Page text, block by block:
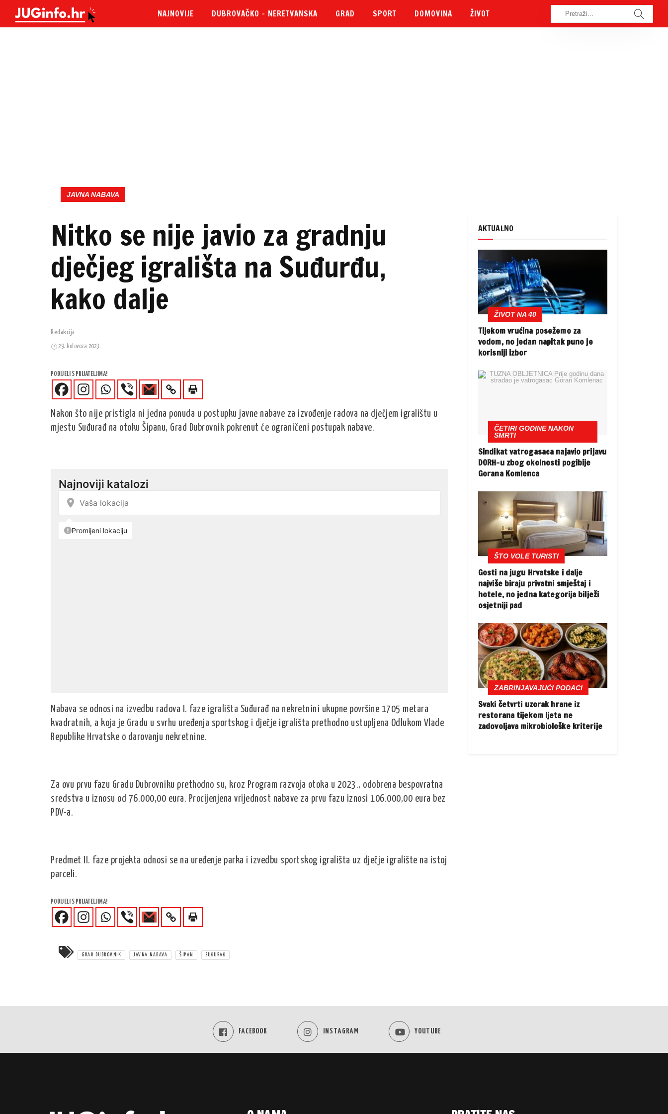
NAJNOVIJE DUBROVAČKO – NERETVANSKA GRAD SPORT DOMOVINA ŽIVOT
JAVNA NABAVA
Nitko se nije javio za gradnju
dječjeg igrališta na Suđurđu,
kako dalje
Redakcija
29. kolovoza 2023.
PODIJELI S PRIJATELJIMA!
Nakon što nije pristigla ni jedna ponuda u postupku javne nabave za izvođenje radova na dječjem igralištu u
mjestu Suđurađ na otoku Šipanu, Grad Dubrovnik pokrenut će ograničeni postupak nabave.
Nabava se odnosi na izvedbu radova I. faze igrališta Suđurađ na nekretnini ukupne površine 1705 metara
kvadratnih, a koja je Gradu u svrhu uređenja sportskog i dječje igrališta prethodno ustupljena Odlukom Vlade
Republike Hrvatske o darovanju nekretnine.
Za ovu prvu fazu Gradu Dubrovniku prethodno su, kroz Program razvoja otoka u 2023., odobrena bespovratna
sredstva u iznosu od 76.000,00 eura. Procijenjena vrijednost nabave za prvu fazu iznosi 106.000,00 eura bez
PDV-a.
Predmet II. faze projekta odnosi se na uređenje parka i izvedbu sportskog igrališta uz dječje igralište na istoj
parceli.
PODIJELI S PRIJATELJIMA!
GRAD DUBROVNIK JAVNA NABAVA ŠIPAN SUĐURAĐ
AKTUALNO
ŽIVOT NA 40
Tijekom vrućina posežemo za
vodom, no jedan napitak puno je
korisniji izbor
ČETIRI GODINE NAKON
SMRTI
Sindikat vatrogasaca najavio prijavu
DORH-u zbog okolnosti pogibije
Gorana Komlenca
ŠTO VOLE TURISTI
Gosti na jugu Hrvatske i dalje
najviše biraju privatni smještaj i
hotele, no jedna kategorija bilježi
osjetniji pad
ZABRINJAVAJUĆI PODACI
Svaki četvrti uzorak hrane iz
restorana tijekom ljeta ne
zadovoljava mikrobiološke kriterije
FACEBOOK INSTAGRAM YOUTUBE